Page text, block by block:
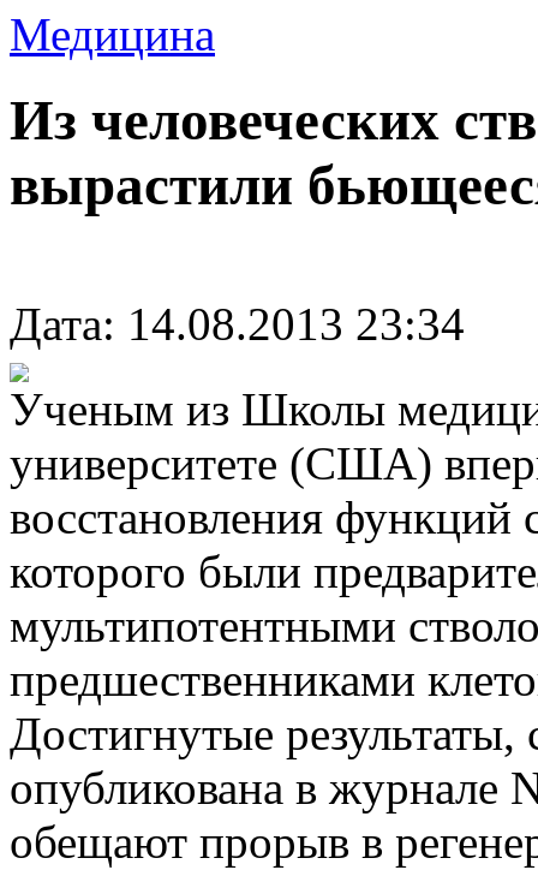
Медицина
Из человеческих
вырастили
Дата: 14.08.2013 23:34
Ученым из Школы
университете (США)
восстановления
которого были
мультипотентными
предшественниками
Достигнутые результаты,
опубликована в журнале
обещают прорыв в